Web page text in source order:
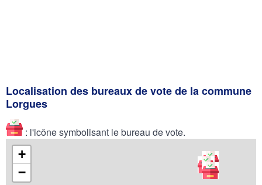
Localisation des bureaux de vote de la commune
Lorgues
: l'icône symbolisant le bureau de vote.
+
−